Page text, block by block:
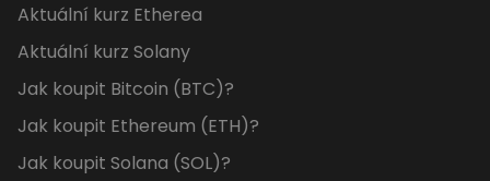
Aktuální kurz Etherea
Aktuální kurz Solany
Jak koupit Bitcoin (BTC)?
Jak koupit Ethereum (ETH)?
Jak koupit Solana (SOL)?